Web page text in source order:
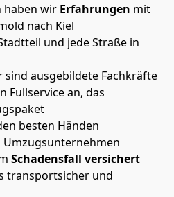
haben wir Erfahrungen mit
nach Kiel
und jede Straße in
ausgebildete Fachkräfte
Fullservice an, das
besten Händen
Umzugsunternehmen
Schadensfall versichert
transportsicher und